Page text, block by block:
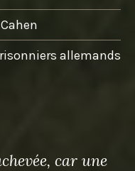
allemands
car une